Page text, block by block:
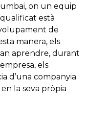
on un equip
està
de
manera, els
aprendre, durant
els
d’una companyia
la seva pròpia